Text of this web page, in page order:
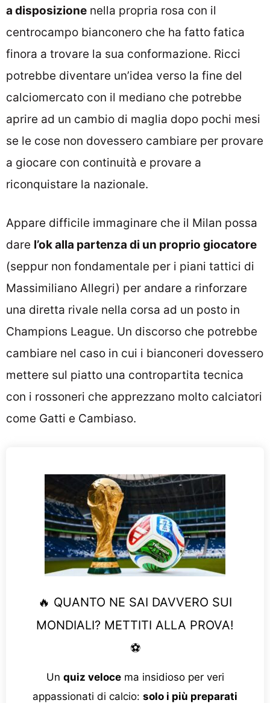
a disposizione nella propria rosa con il
centrocampo bianconero che ha fatto fatica
finora a trovare la sua conformazione. Ricci
potrebbe diventare un’idea verso la fine del
calciomercato con il mediano che potrebbe
aprire ad un cambio di maglia dopo pochi mesi
se le cose non dovessero cambiare per provare
a giocare con continuità e provare a
riconquistare la nazionale.
Appare difficile immaginare che il Milan possa
dare l’ok alla partenza di un proprio giocatore
(seppur non fondamentale per i piani tattici di
Massimiliano Allegri) per andare a rinforzare
una diretta rivale nella corsa ad un posto in
Champions League. Un discorso che potrebbe
cambiare nel caso in cui i bianconeri dovessero
mettere sul piatto una contropartita tecnica
con i rossoneri che apprezzano molto calciatori
come Gatti e Cambiaso.
🔥 QUANTO NE SAI DAVVERO SUI
MONDIALI? METTITI ALLA PROVA!
⚽
Un quiz velocema insidioso per veri
appassionati di calcio: solo i più preparati